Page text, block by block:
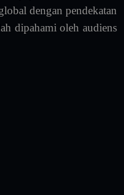
dengan pendekatan
dipahami oleh audiens